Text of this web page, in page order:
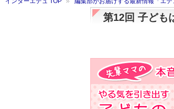
第12回 子ども